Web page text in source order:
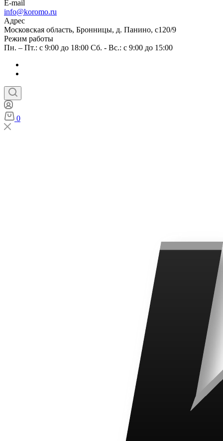
E-mail
info@koromo.ru
Адрес
Московская область, Бронницы, д. Панино, с120/9
Режим работы
Пн. – Пт.: с 9:00 до 18:00 Сб. - Вс.: с 9:00 до 15:00
0